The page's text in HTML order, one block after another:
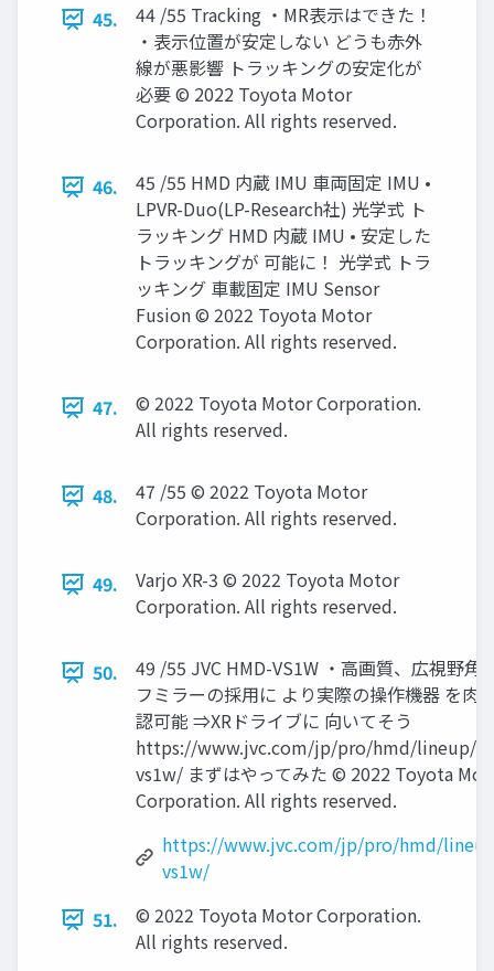
45.
44 /55 Tracking ・MR表示はできた！
・表示位置が安定しない どうも赤外
線が悪影響 トラッキングの安定化が
必要 © 2022 Toyota Motor
Corporation. All rights reserved.
46.
45 /55 HMD 内蔵 IMU 車両固定 IMU •
LPVR-Duo(LP-Research社) 光学式 ト
ラッキング HMD 内蔵 IMU • 安定した
トラッキングが 可能に！ 光学式 トラ
ッキング 車載固定 IMU Sensor
Fusion © 2022 Toyota Motor
Corporation. All rights reserved.
47.
© 2022 Toyota Motor Corporation.
All rights reserved.
48.
47 /55 © 2022 Toyota Motor
Corporation. All rights reserved.
49.
Varjo XR-3 © 2022 Toyota Motor
Corporation. All rights reserved.
50.
49 /55 JVC HMD-VS1W ・高画質、広視野角
フミラーの採用に より実際の操作機器 を肉
認可能 ⇒XRドライブに 向いてそう
https://www.jvc.com/jp/pro/hmd/lineup/
vs1w/ まずはやってみた © 2022 Toyota
Corporation. All rights reserved.
https://www.jvc.com/jp/pro/hmd/
vs1w/
51.
© 2022 Toyota Motor Corporation.
All rights reserved.